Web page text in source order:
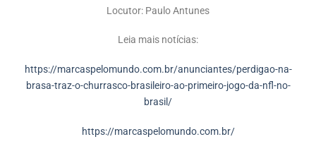
Locutor: Paulo Antunes
Leia mais notícias:
https://marcaspelomundo.com.br/anunciantes/perdigao-na-
brasa-traz-o-churrasco-brasileiro-ao-primeiro-jogo-da-nfl-no-
brasil/
https://marcaspelomundo.com.br/